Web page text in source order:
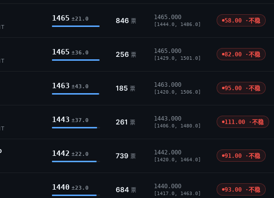
1465 ±21.0 846 票
1465.000
[1444.0, 1486.0]
58.00 ·不稳
1465 ±36.0 256 票
1465.000
[1429.0, 1501.0]
82.00 ·不稳
1463 ±43.0 185 票
1463.000
[1420.0, 1506.0]
95.00 ·不稳
1443 ±37.0 261 票
1443.000
[1406.0, 1480.0]
111.00 ·不稳
1442 ±22.0 739 票
1442.000
[1420.0, 1464.0]
91.00 ·不稳
1440 ±23.0 684 票
1440.000
[1417.0, 1463.0]
93.00 ·不稳